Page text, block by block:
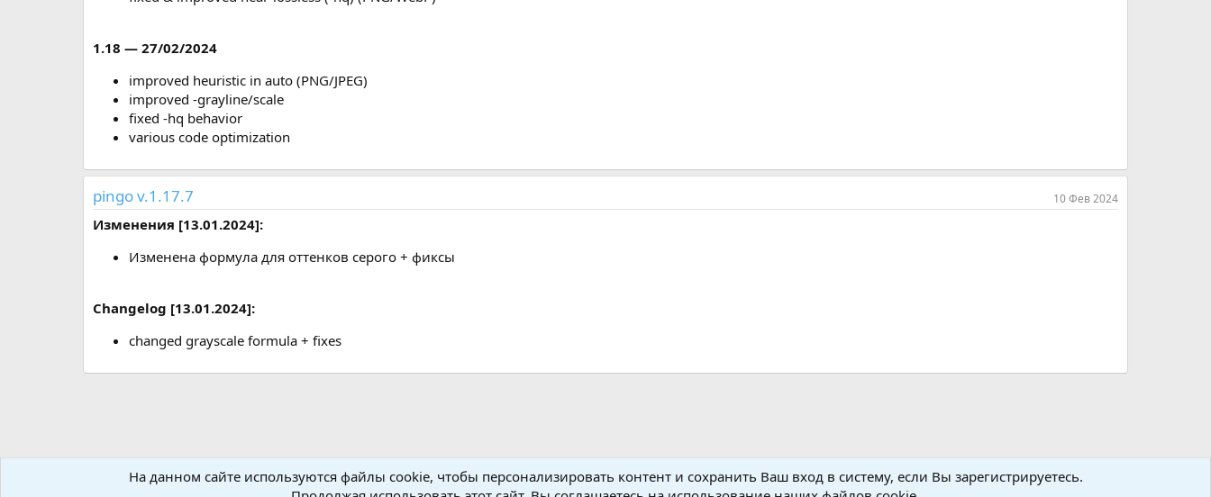
1.18 — 27/02/2024
improved heuristic in auto (PNG/JPEG)
improved -grayline/scale
fixed -hq behavior
various code optimization
pingo v.1.17.7 10 Фев 2024
Изменения [13.01.2024]:
Изменена формула для оттенков серого + фиксы
Changelog [13.01.2024]:
changed grayscale formula + fixes
Ресурсы Изображения
На данном сайте используются файлы cookie, чтобы персонализировать контент и сохранить Ваш вход в систему, если Вы зарегистрируетесь.